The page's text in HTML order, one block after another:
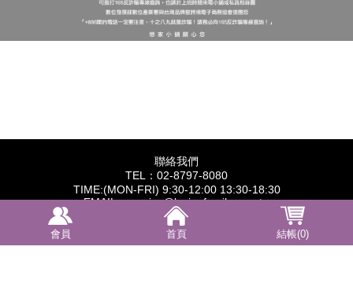
聯絡我們
TEL：02-8797-8080
TIME:(MON-FRI) 9:30-12:00 13:30-18:30
EMAIL：service@lovingfamily.com.tw
統一編號：28487622
營業人名稱：橙保有限公司
訂閱電子報
會員 首頁 結帳(0)